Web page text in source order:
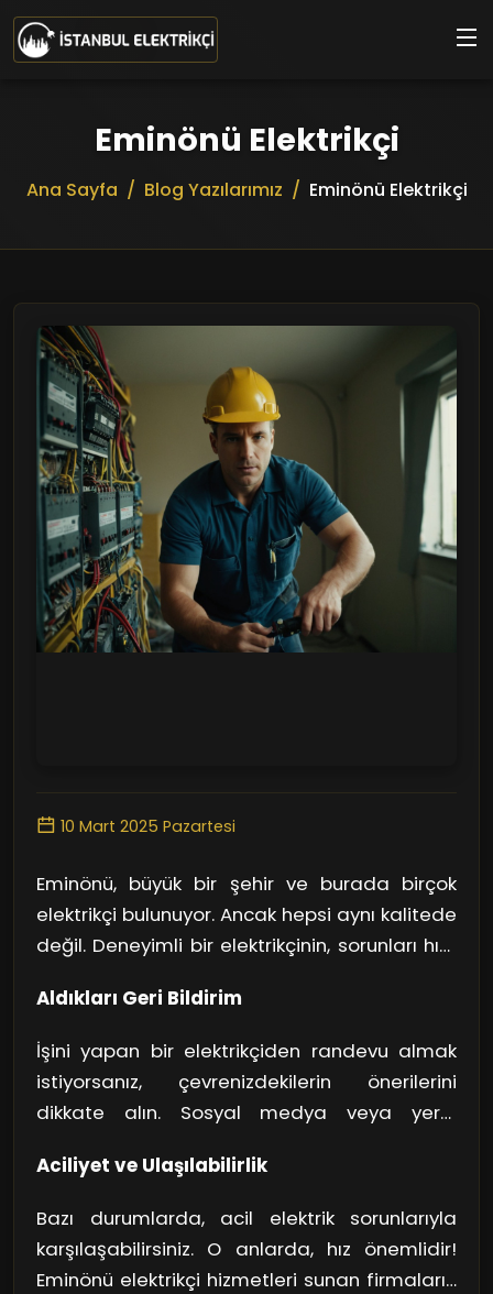
Ana içeriğe geç
Eminönü Elektrikçi
Ana Sayfa Blog Yazılarımız Eminönü Elektrikçi
10 Mart 2025 Pazartesi
Eminönü, büyük bir şehir ve burada birçok
elektrikçi bulunuyor. Ancak hepsi aynı kalitede
değil. Deneyimli bir elektrikçinin, sorunları hızlı
vardır. Yani, elektrik işlerinin karmaşıklığına
dalmadan, uzmanlık alanında birini tercih
etmek oldukça önemli. Sakın, "Bugün iş yapar
yarın elini sürmez" düşüncesine kapılmayın!
Güvenilir ve tecrübeli bir elektrikçi, işinize en
uygun çözümleri sunabilir.
Aldıkları Geri Bildirim
İşini yapan bir elektrikçiden randevu almak
istiyorsanız, çevrenizdekilerin önerilerini
dikkate alın. Sosyal medya veya yerel
elektrikçinin kalitesi hakkında iyi bir fikir verir.
Unutmayın, herkes BEŞ YILDIZ alacak durumda
değil, ama doğru kişiyle çalışmak, sürecinizi
çok daha rahat hale getirebilir.
Aciliyet ve Ulaşılabilirlik
Bazı durumlarda, acil elektrik sorunlarıyla
karşılaşabilirsiniz. O anlarda, hız önemlidir!
Eminönü elektrikçi hizmetleri sunan firmaların